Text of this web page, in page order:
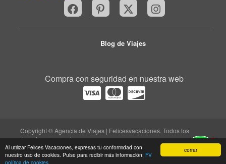
cerrar
Al utilizar Felices Vacaciones, expresas tu conformidad con
nuestro uso de cookies. Pulse para recibir más información: FV
política de cookies
Blog de Viajes
Compra con seguridad en nuestra web
Copyright © Agencia de Viajes | Felicesvacaciones. Todos los
derechos reservados.
trabaja con nosotros|quiénes somos| Aviso legal
|
protección de datos|contacto
1